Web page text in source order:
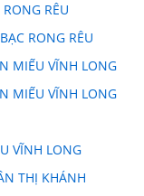
RÊU
RONG RÊU
MIẾU VĨNH LONG
MIẾU VĨNH LONG
VĨNH LONG
THỊ KHÁNH